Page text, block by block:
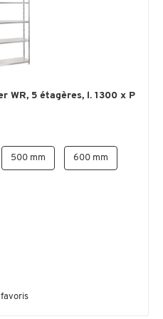
WR, 5 étagères, l. 1300 x P
500 mm 600 mm
favoris